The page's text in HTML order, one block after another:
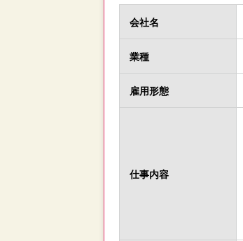
会社名
業種
雇用形態
仕事内容